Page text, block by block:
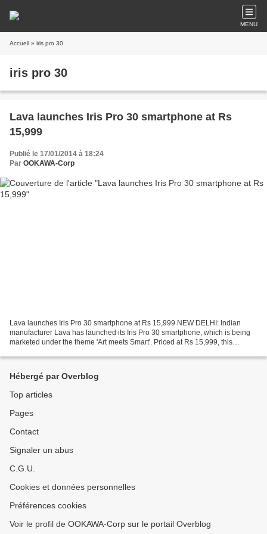
MENU
Accueil » iris pro 30
iris pro 30
Lava launches Iris Pro 30 smartphone at Rs
15,999
Publié le 17/01/2014 à 18:24
Par OOKAWA-Corp
Lava launches Iris Pro 30 smartphone at Rs 15,999 NEW DELHI: Indian
manufacturer Lava has launched its Iris Pro 30 smartphone, which is being
marketed under the theme 'Art meets Smart'. Priced at Rs 15,999, this
Hébergé par Overblog
Top articles
Pages
Contact
Signaler un abus
C.G.U.
Cookies et données personnelles
Préférences cookies
Voir le profil de OOKAWA-Corp sur le portail Overblog